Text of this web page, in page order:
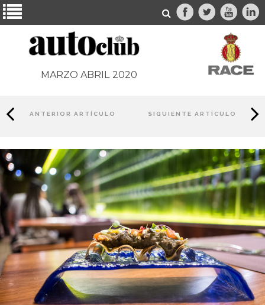
MARZO ABRIL 2020
ANTERIOR ARTÍCULO SIGUIENTE ARTÍCULO